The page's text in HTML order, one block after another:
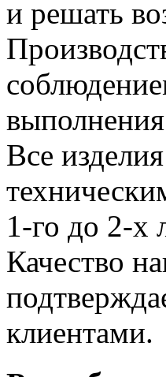
и решать
Все
1-го до 2-х
Качество
клиентами.